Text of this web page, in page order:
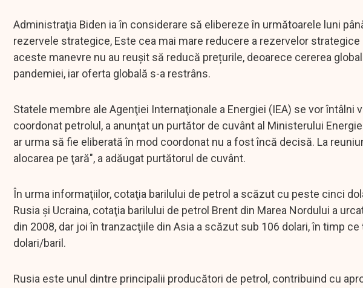
Administraţia Biden ia în considerare să elibereze în următoarele luni
rezervele strategice, Este cea mai mare reducere a rezervelor
aceste manevre nu au reușit să reducă prețurile, deoarece cererea
pandemiei, iar oferta globală s-a restrâns.
Statele membre ale Agenţiei Internaţionale a Energiei (IEA) se vor întâlni
coordonat petrolul, a anunţat un purtător de cuvânt al Ministerului
ar urma să fie eliberată în mod coordonat nu a fost încă decisă. La
alocarea pe ţară", a adăugat purtătorul de cuvânt.
În urma informaţiilor, cotaţia barilului de petrol a scăzut cu peste cinci
Rusia şi Ucraina, cotaţia barilului de petrol Brent din Marea Nordului a
din 2008, dar joi în tranzacţiile din Asia a scăzut sub 106 dolari, în timp
dolari/baril.
Rusia este unul dintre principalii producători de petrol, contribuind cu